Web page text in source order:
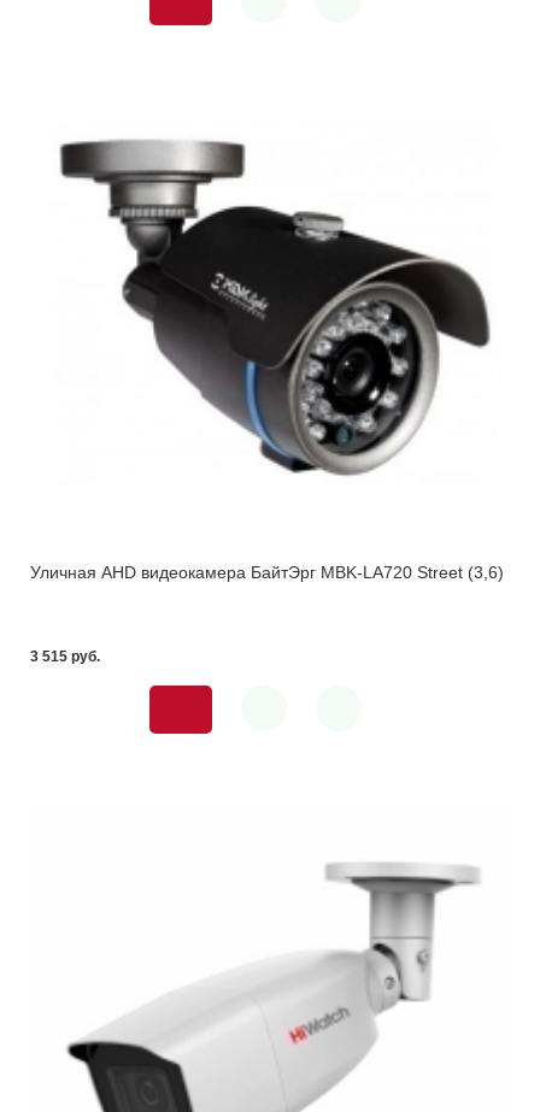
Уличная AHD видеокамера БайтЭрг МВK-LA720 Street (3,6)
3 515 pуб.